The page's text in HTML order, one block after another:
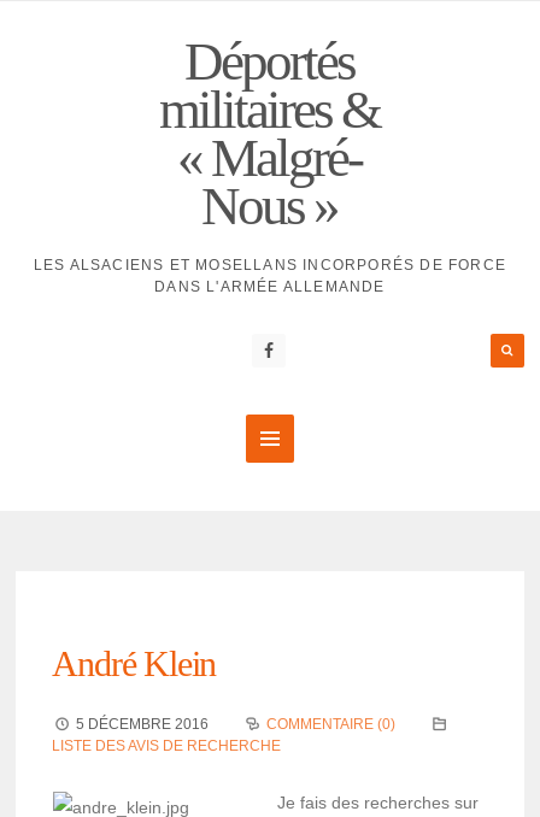
Déportés
militaires &
« Malgré-
Nous »
LES ALSACIENS ET MOSELLANS INCORPORÉS DE FORCE
DANS L'ARMÉE ALLEMANDE
André Klein
5 DÉCEMBRE 2016
COMMENTAIRE (0)
LISTE DES AVIS DE RECHERCHE
Je fais des recherches sur